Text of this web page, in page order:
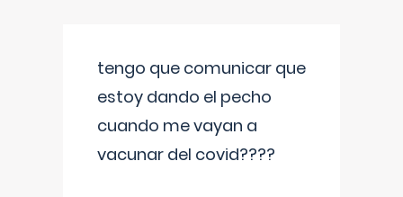
tengo que comunicar que
estoy dando el pecho
cuando me vayan a
vacunar del covid????